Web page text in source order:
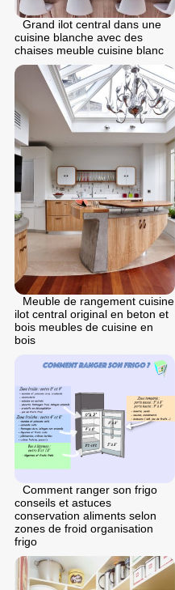
Grand ilot central dans une
cuisine blanche avec des
chaises meuble cuisine blanc
Meuble de rangement cuisine
ilot central original en beton et
bois meubles de cuisine en
bois
Comment ranger son frigo
conseils et astuces
conservation aliments selon
zones de froid organisation
frigo